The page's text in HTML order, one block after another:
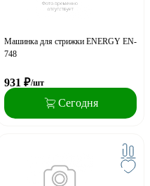
Машинка для стрижки ENERGY EN-
748
931 ₽/шт
Сегодня